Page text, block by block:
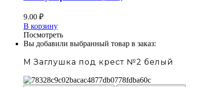
9.00 ₽
В корзину
Посмотреть
Вы добавили выбранный товар в заказ:
М Заглушка под крест №2 белый